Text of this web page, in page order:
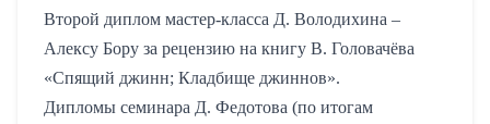
Второй диплом мастер-класса Д. Володихина –
Алексу Бору за рецензию на книгу В. Головачёва
«Спящий джинн; Кладбище джиннов».
Дипломы семинара Д. Федотова (по итогам